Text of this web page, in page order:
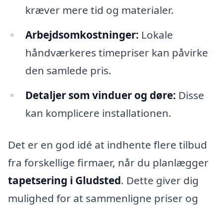
kræver mere tid og materialer.
Arbejdsomkostninger: Lokale
håndværkeres timepriser kan påvirke
den samlede pris.
Detaljer som vinduer og døre: Disse
kan komplicere installationen.
Det er en god idé at indhente flere tilbud
fra forskellige firmaer, når du planlægger
tapetsering i Gludsted. Dette giver dig
mulighed for at sammenligne priser og